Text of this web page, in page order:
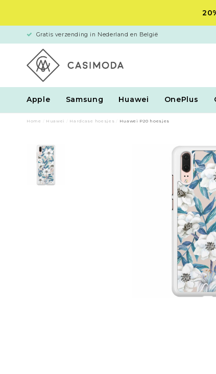
Gratis verzending in Nederland en België
Apple Samsung Huawei OnePlus
Home Huawei Hardcase hoesjes Huawei P20 hoesjes